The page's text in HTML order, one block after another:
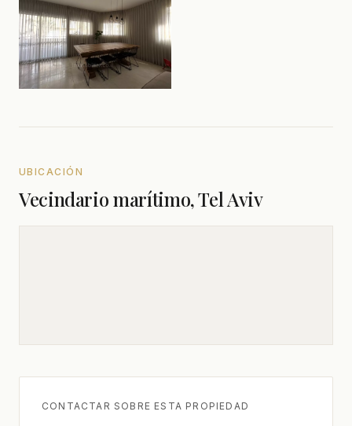
UBICACIÓN
Vecindario marítimo, Tel Aviv
CONTACTAR SOBRE ESTA PROPIEDAD